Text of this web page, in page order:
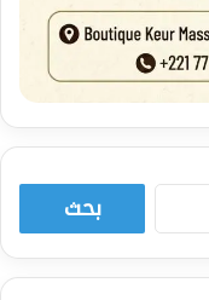
البحث